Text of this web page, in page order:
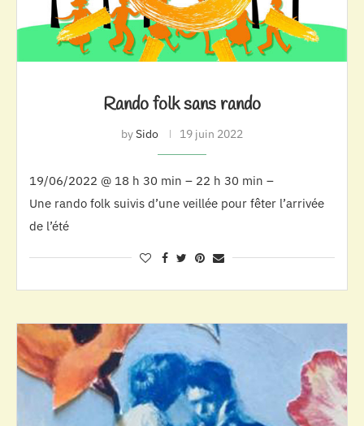
Rando folk sans rando
bySido 19 juin 2022
19/06/2022 @ 18 h 30 min – 22 h 30 min –
Une rando folk suivis d’une veillée pour fêter l’arrivée
de l’été